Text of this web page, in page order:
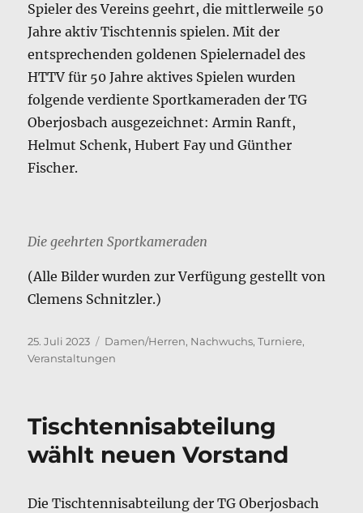
Spieler des Vereins geehrt, die mittlerweile 50
Jahre aktiv Tischtennis spielen. Mit der
entsprechenden goldenen Spielernadel des
HTTV für 50 Jahre aktives Spielen wurden
folgende verdiente Sportkameraden der TG
Oberjosbach ausgezeichnet: Armin Ranft,
Helmut Schenk, Hubert Fay und Günther
Fischer.
Die geehrten Sportkameraden
(Alle Bilder wurden zur Verfügung gestellt von
Clemens Schnitzler.)
Veröffentlicht
am
25. Juli 2023 Kategorien
Damen/Herren, Nachwuchs,Turniere,
Veranstaltungen
Tischtennisabteilung
wählt neuen Vorstand
Die Tischtennisabteilung der TG Oberjosbach